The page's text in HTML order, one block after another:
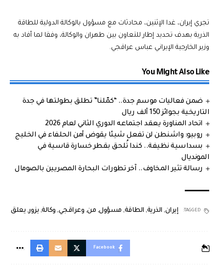
تجري إيران، غدا الإثنين، محادثات مع مسؤول بالوكالة الدولية للطاقة
الذرية بهدف تحديد إطار للتعاون بين طهران والوكالة، وفقا لما أفاد به
وزير الخارجية الإيراني عباس عراقجي.
You Might Also Like
ضمن فعاليات موسم جدة.. “كمّلنا” تطلق بطولتها في جدة
التاريخية بجوائز 150 ألف ريال
اتحاد المناورة يعقد اجتماعه الدوري الثاني لعام 2026
روبيو: واشنطن لن تفعل شيئا يقوض أمن الحلفاء في الخليج
بسداسية نظيفة.. كندا تُلحق بقطر خسارة قاسية في
المونديال
رسالة تثير المخاوف.. آخر تطورات البحارة المصريين بالصومال
TAGGED: إيران, الذرية, الطاقة, مسؤول, من, وعراقجي, وكالة, يزور, يعلق
Facebook